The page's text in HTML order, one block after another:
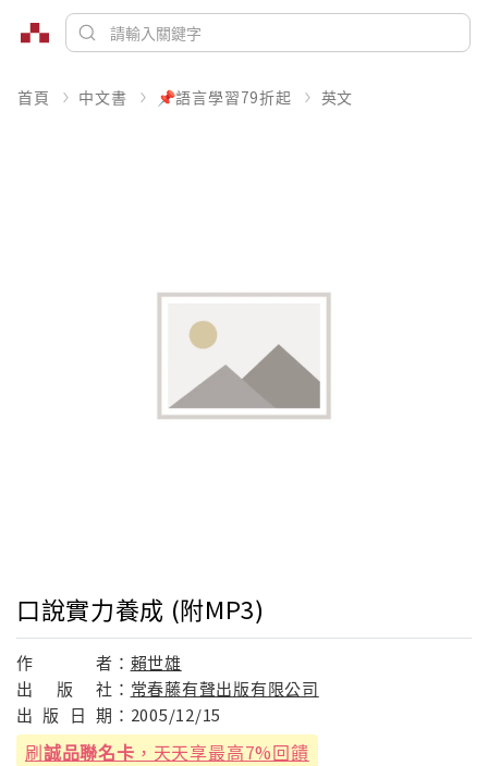
首頁 中文書 📌語言學習79折起 英文
口說實力養成 (附MP3)
作 者： 賴世雄
出
版 社： 常春藤有聲出版有限公司
出 版 日 期： 2005/12/15
刷誠品聯名卡 ，天天享最高7%回饋